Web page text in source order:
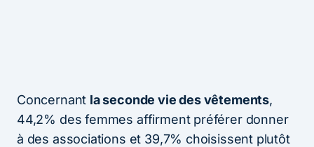
Concernant la seconde vie des vêtements,
44,2% des femmes affirment préférer donner
à des associations et 39,7% choisissent plutôt